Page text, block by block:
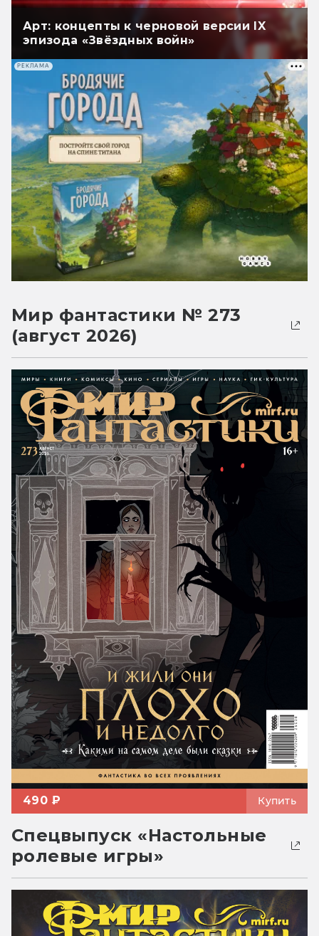
Арт: концепты к черновой версии IX
эпизода «Звёздных войн»
РЕКЛАМА
Мир фантастики № 273
(август 2026)
490 ₽ Купить
Спецвыпуск «Настольные
ролевые игры»